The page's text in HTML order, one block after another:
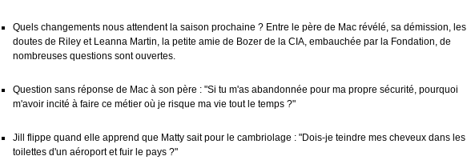
Quels changements nous attendent la saison prochaine ? Entre le père de Mac révélé, sa démission, les
doutes de Riley et Leanna Martin, la petite amie de Bozer de la CIA, embauchée par la Fondation, de
nombreuses questions sont ouvertes.
Question sans réponse de Mac à son père : "Si tu m'as abandonnée pour ma propre sécurité, pourquoi
m'avoir incité à faire ce métier où je risque ma vie tout le temps ?"
Jill flippe quand elle apprend que Matty sait pour le cambriolage : "Dois-je teindre mes cheveux dans les
toilettes d'un aéroport et fuir le pays ?"